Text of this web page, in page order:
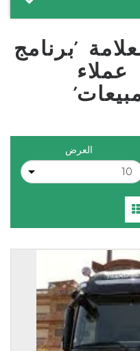
'برنامج
العرض